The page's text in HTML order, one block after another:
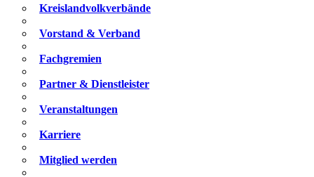
Kreislandvolkverbände
Vorstand & Verband
Fachgremien
Partner & Dienstleister
Veranstaltungen
Karriere
Mitglied werden